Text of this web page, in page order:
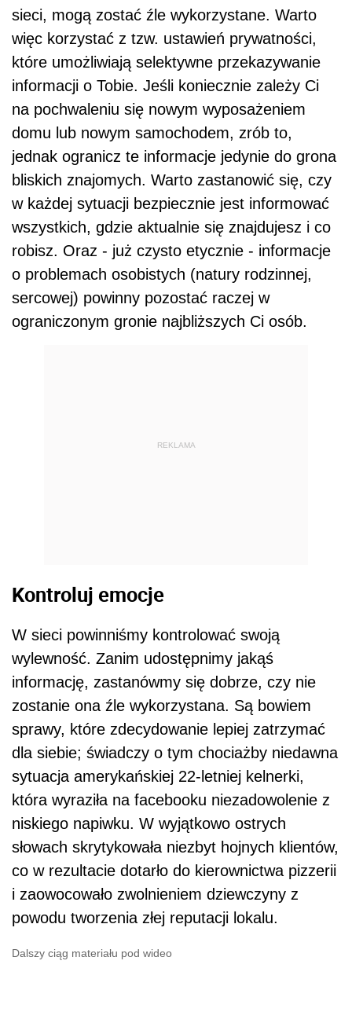
sieci, mogą zostać źle wykorzystane. Warto
więc korzystać z tzw. ustawień prywatności,
które umożliwiają selektywne przekazywanie
informacji o Tobie. Jeśli koniecznie zależy Ci
na pochwaleniu się nowym wyposażeniem
domu lub nowym samochodem, zrób to,
jednak ogranicz te informacje jedynie do grona
bliskich znajomych. Warto zastanowić się, czy
w każdej sytuacji bezpiecznie jest informować
wszystkich, gdzie aktualnie się znajdujesz i co
robisz. Oraz - już czysto etycznie - informacje
o problemach osobistych (natury rodzinnej,
sercowej) powinny pozostać raczej w
ograniczonym gronie najbliższych Ci osób.
REKLAMA
Kontroluj emocje
W sieci powinniśmy kontrolować swoją
wylewność. Zanim udostępnimy jakąś
informację, zastanówmy się dobrze, czy nie
zostanie ona źle wykorzystana. Są bowiem
sprawy, które zdecydowanie lepiej zatrzymać
dla siebie; świadczy o tym chociażby niedawna
sytuacja amerykańskiej 22-letniej kelnerki,
która wyraziła na facebooku niezadowolenie z
niskiego napiwku. W wyjątkowo ostrych
słowach skrytykowała niezbyt hojnych klientów,
co w rezultacie dotarło do kierownictwa pizzerii
i zaowocowało zwolnieniem dziewczyny z
powodu tworzenia złej reputacji lokalu.
Dalszy ciąg materiału pod wideo